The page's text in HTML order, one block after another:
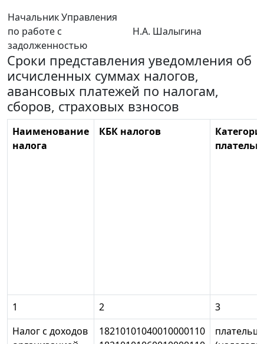
Начальник Управления
по работе с
задолженностью
Н.А. Шалыгина
Cроки представления уведомления об
исчисленных суммах налогов,
авансовых платежей по налогам,
сборов, страховых взносов
Наименование
налога
КБК налогов
1 2
3
Налог с доходов
18210101040010000110